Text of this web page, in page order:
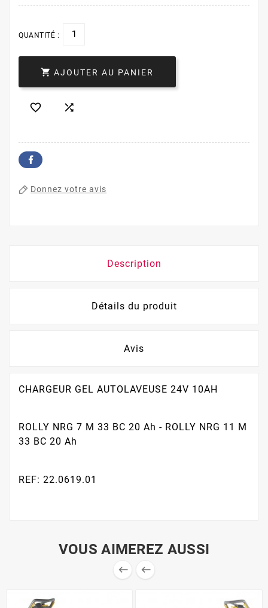
QUANTITÉ :
 AJOUTER AU PANIER
 
Donnez votre avis
Description
Détails du produit
Avis
CHARGEUR GEL AUTOLAVEUSE 24V 10AH
ROLLY NRG 7 M 33 BC 20 Ah - ROLLY NRG 11 M
33 BC 20 Ah
REF: 22.0619.01
VOUS AIMEREZ AUSSI
 